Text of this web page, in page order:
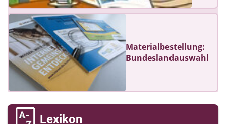
Materialbestellung:
Bundeslandauswahl
Lexikon